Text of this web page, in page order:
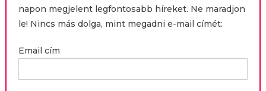
napon megjelent legfontosabb híreket. Ne maradjon
le! Nincs más dolga, mint megadni e-mail címét:
Email cím